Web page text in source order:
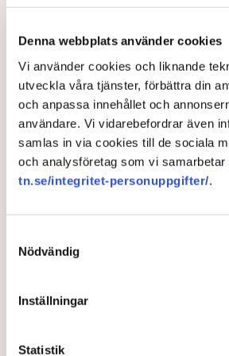
Denna webbplats använder cookies
Vi använder cookies och liknande
utveckla våra tjänster, förbättra din
och anpassa innehållet och
användare. Vi vidarebefordrar även
samlas in via cookies till de sociala
och analysföretag som vi
tn.se/integritet-personuppgifter/.
Nödvändig
Inställningar
Statistik
maskiner –
avvisa dem:
på helt ny
Näringsliv
AI-sammanfattning
Torvtäkten i Grimsås har stoppats
sedan 28 juli.
Polisen kritiseras för bristande
Polisinspektör Anna-Lena Mann
40 personer misstänks med cirka
Polisen använder drönare och